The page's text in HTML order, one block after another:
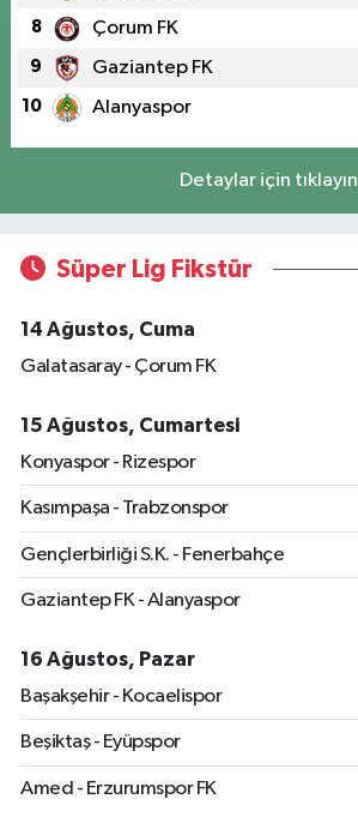
8 Çorum FK
9 Gaziantep FK
10 Alanyaspor
Detaylar için tıklayın
Süper Lig Fikstür
14 Ağustos, Cuma
Galatasaray - Çorum FK
15 Ağustos, Cumartesi
Konyaspor - Rizespor
Kasımpaşa - Trabzonspor
Gençlerbirliği S.K. - Fenerbahçe
Gaziantep FK - Alanyaspor
16 Ağustos, Pazar
Başakşehir - Kocaelispor
Beşiktaş - Eyüpspor
Amed - Erzurumspor FK